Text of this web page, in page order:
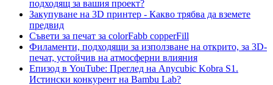
подходящ за вашия проект?
Закупуване на 3D принтер - Какво трябва да вземете
предвид
Съвети за печат за colorFabb copperFill
Филаменти, подходящи за използване на открито, за 3D-
печат, устойчив на атмосферни влияния
Епизод в YouTube: Преглед на Anycubic Kobra S1.
Истински конкурент на Bambu Lab?